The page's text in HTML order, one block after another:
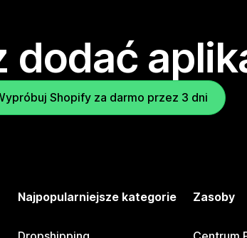
dodać
Shopify za darmo przez 3 dni
Najpopularniejsze kategorie Zasoby